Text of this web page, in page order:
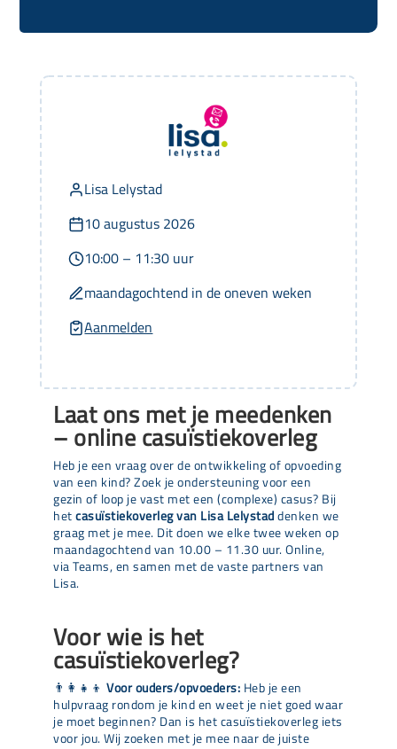
Laat ons met je meedenken
– online casuïstiekoverleg
Heb je een vraag over de ontwikkeling of opvoeding
van een kind? Zoek je ondersteuning voor een
gezin of loop je vast met een (complexe) casus? Bij
hetcasuïstiekoverleg van Lisa Lelystaddenken we
graag met je mee. Dit doen we elke twee weken op
maandagochtend van 10.00 – 11.30 uur. Online,
via Teams, en samen met de vaste partners van
Lisa.
Voor wie is het
casuïstiekoverleg?
👨‍👩‍👧‍👦Voor ouders/opvoeders: Heb je een
hulpvraag rondom je kind en weet je niet goed waar
je moet beginnen? Dan is het casuïstiekoverleg iets
voor jou. Wij zoeken met je mee naar de juiste
Lisa Lelystad
10 augustus 2026
10:00 – 11:30 uur
maandagochtend in de oneven weken
Aanmelden